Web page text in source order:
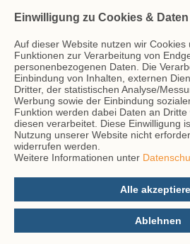
Inhalt
Tierarzt-Suche
Blog
Hinweise
AGB
Impressum
Datenschutz
Kontakt
© vs vergleichen-und-
Einwilligung zu Cookies & Daten
Auf dieser Website nutzen wir Cookies
Funktionen zur Verarbeitung von
personenbezogenen Daten. Die
Einbindung von Inhalten, externen
Dritter, der statistischen Analyse/
Werbung sowie der Einbindung
Funktion werden dabei Daten an
diesen verarbeitet. Diese Einwilligung
Nutzung unserer Website nicht
widerrufen werden.
Weitere Informationen unter
Alle
Ablehnen